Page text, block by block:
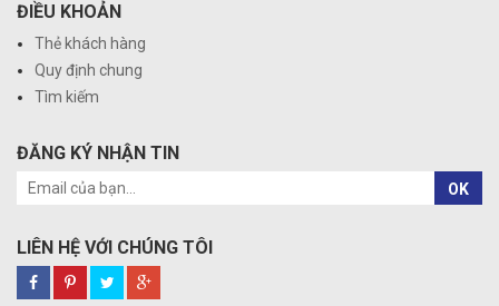
ĐIỀU KHOẢN
Thẻ khách hàng
Quy định chung
Tìm kiếm
ĐĂNG KÝ NHẬN TIN
OK
LIÊN HỆ VỚI CHÚNG TÔI